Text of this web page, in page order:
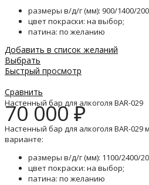
размеры в/д/г (мм): 900/1400/
цвет покраски: на выбор;
патина: по желанию
Добавить в список желаний
Выбрать
Быстрый просмотр
Сравнить
Настенный бар для алкоголя BAR-029
70 000₽
Настенный бар для алкоголя BAR-
варианте:
размеры в/д/г (мм): 1100/2400/
цвет покраски: на выбор;
патина: по желанию